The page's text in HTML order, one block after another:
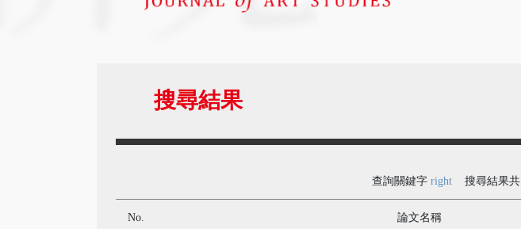
搜尋結果
查詢關鍵字 right搜尋結果共
No. 論文名稱